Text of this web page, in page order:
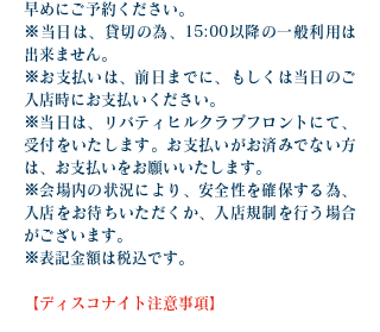
早めにご予約ください。
※当日は、貸切の為、15:00以降の一般利用は
出来ません。
※お支払いは、前日までに、もしくは当日のご
入店時にお支払いください。
※当日は、リバティヒルクラブフロントにて、
受付をいたします。お支払いがお済みでない方
は、お支払いをお願いいたします。
※会場内の状況により、安全性を確保する為、
入店をお待ちいただくか、入店規制を行う場合
がございます。
※表記金額は税込です。
【ディスコナイト注意事項】